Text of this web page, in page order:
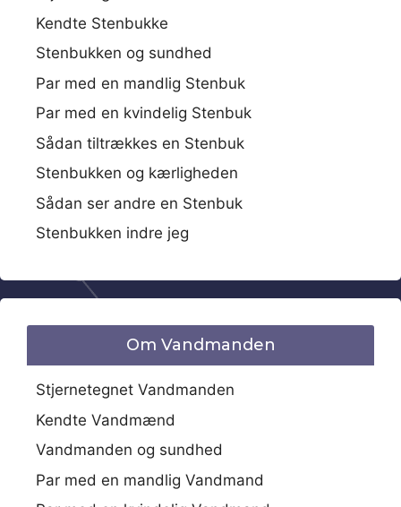
Kendte Stenbukke
Stenbukken og sundhed
Par med en mandlig Stenbuk
Par med en kvindelig Stenbuk
Sådan tiltrækkes en Stenbuk
Stenbukken og kærligheden
Sådan ser andre en Stenbuk
Stenbukken indre jeg
Om Vandmanden
Stjernetegnet Vandmanden
Kendte Vandmænd
Vandmanden og sundhed
Par med en mandlig Vandmand